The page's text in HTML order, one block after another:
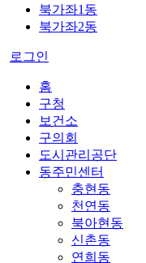
북가좌1동
북가좌2동
로그인
홈
구청
보건소
구의회
도시관리공단
동주민센터
충현동
천연동
북아현동
신촌동
연희동